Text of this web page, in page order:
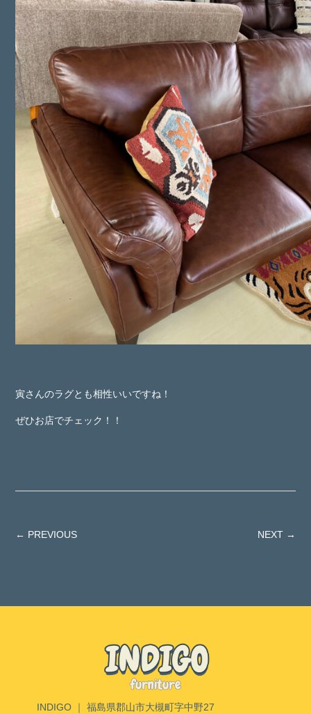
寅さんのラグとも相性いいですね！
ぜひお店でチェック！！
← PREVIOUS NEXT →
INDIGO ｜ 福島県郡山市大槻町字中野27